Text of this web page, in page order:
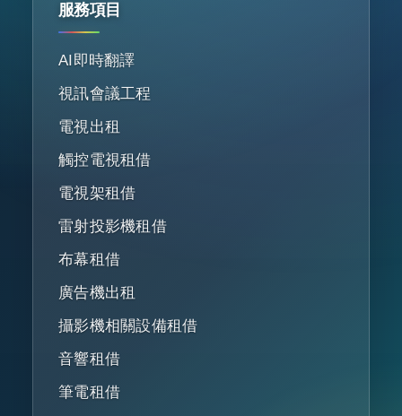
服務項目
AI即時翻譯
視訊會議工程
電視出租
觸控電視租借
電視架租借
雷射投影機租借
布幕租借
廣告機出租
攝影機相關設備租借
音響租借
筆電租借